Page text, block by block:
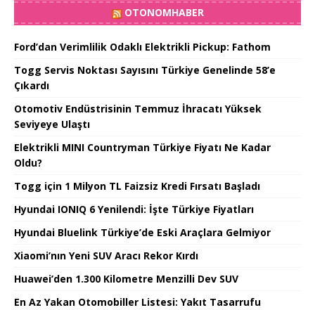
OTONOMHABER
Ford’dan Verimlilik Odaklı Elektrikli Pickup: Fathom
Togg Servis Noktası Sayısını Türkiye Genelinde 58’e
Çıkardı
Otomotiv Endüstrisinin Temmuz İhracatı Yüksek
Seviyeye Ulaştı
Elektrikli MINI Countryman Türkiye Fiyatı Ne Kadar
Oldu?
Togg için 1 Milyon TL Faizsiz Kredi Fırsatı Başladı
Hyundai IONIQ 6 Yenilendi: İşte Türkiye Fiyatları
Hyundai Bluelink Türkiye’de Eski Araçlara Gelmiyor
Xiaomi’nın Yeni SUV Aracı Rekor Kırdı
Huawei’den 1.300 Kilometre Menzilli Dev SUV
En Az Yakan Otomobiller Listesi: Yakıt Tasarrufu